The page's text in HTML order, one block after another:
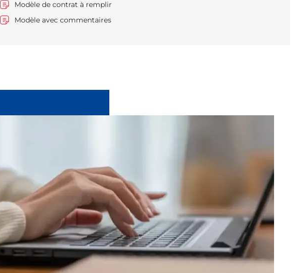
Modèle de contrat à remplir
Modèle avec commentaires